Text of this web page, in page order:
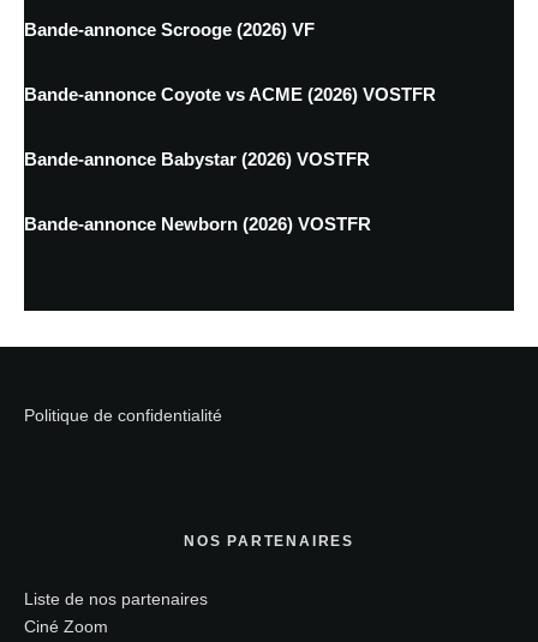
Bande-annonce Scrooge (2026) VF
Bande-annonce Coyote vs ACME (2026) VOSTFR
Bande-annonce Babystar (2026) VOSTFR
Bande-annonce Newborn (2026) VOSTFR
Politique de confidentialité
NOS PARTENAIRES
Liste de nos partenaires
Ciné Zoom